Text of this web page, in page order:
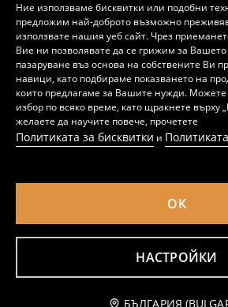
Ние използваме бисквитки или подобни
предложим най-доброто възможно
използвате нашия уеб сайт. Чрез
Вие ни позволявате да се грижим за Вашето
пазаруване въз основа на собствените Ви
навици, като подбираме показването на
които предлагаме за Вашите нужди.
избор по всяко време, като щракнете върху
желаете да научите повече, прочетете
Политиката за бисквитки и
НАСТРОЙКИ
OK
БЪЛГАРИЯ
ИЗТЕГЛЕТЕ ПРИЛОЖЕНИЕТО
България (Bulgaria)
Настройки
Политика за бисквитки Списък на
Списък на доверени партньори